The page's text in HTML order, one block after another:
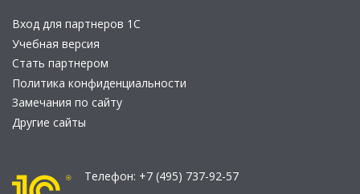
Вход для партнеров 1С
Учебная версия
Стать партнером
Политика конфиденциальности
Замечания по сайту
Другие сайты
Телефон: +7 (495) 737-92-57